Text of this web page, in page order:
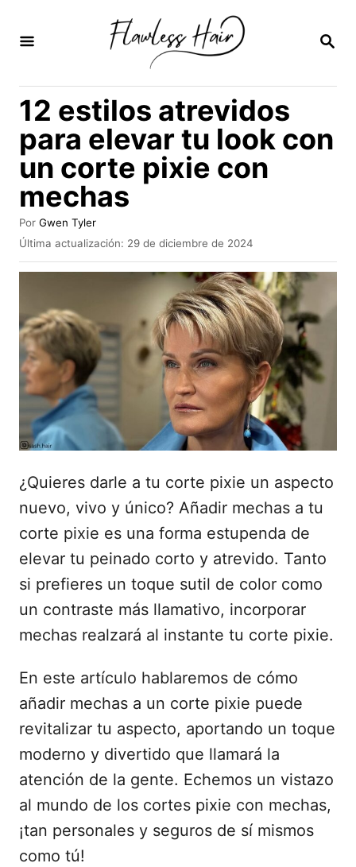
B
C
E
N
12 estilos atrevidos
para elevar tu look con
un corte pixie con
mechas
Por A
u
o
Gwen Tyler
P
u
b
c
a
d
o
e
Última actualización: 29 de diciembre de 2024
¿Quieres darle a tu corte pixie un aspecto
nuevo, vivo y único? Añadir mechas a tu
corte pixie es una forma estupenda de
elevar tu peinado corto y atrevido. Tanto
si prefieres un toque sutil de color como
un contraste más llamativo, incorporar
mechas realzará al instante tu corte pixie.
En este artículo hablaremos de cómo
añadir mechas a un corte pixie puede
revitalizar tu aspecto, aportando un toque
moderno y divertido que llamará la
atención de la gente. Echemos un vistazo
al mundo de los cortes pixie con mechas,
¡tan personales y seguros de sí mismos
como tú!